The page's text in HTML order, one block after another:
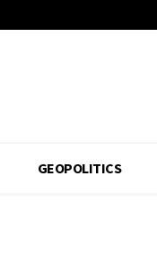
GEOPOLITICS